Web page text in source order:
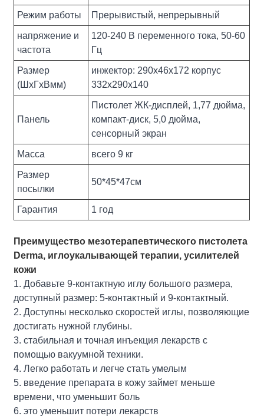
Режим работы Прерывистый, непрерывный
напряжение и
частота
120-240 В переменного тока, 50-60
Гц
Размер
(ШxГxВмм)
инжектор: 290х46х172 корпус
332х290х140
Панель
Пистолет ЖК-дисплей, 1,77 дюйма,
компакт-диск, 5,0 дюйма,
сенсорный экран
Масса всего 9 кг
Размер
посылки
50*45*47см
Гарантия 1 год
Преимущество мезотерапевтического пистолета
Derma, иглоукалывающей терапии, усилителей
кожи
1. Добавьте 9-контактную иглу большого размера,
доступный размер: 5-контактный и 9-контактный.
2. Доступны несколько скоростей иглы, позволяющие
достигать нужной глубины.
3. стабильная и точная инъекция лекарств с
помощью вакуумной техники.
4. Легко работать и легче стать умелым
5. введение препарата в кожу займет меньше
времени, что уменьшит боль
6. это уменьшит потери лекарств